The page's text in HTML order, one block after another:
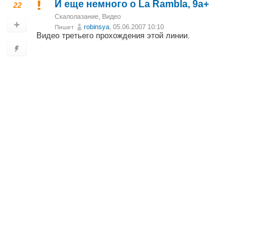
22 И еще немного о La Rambla, 9а+
Скалолазание Видео
Пишет robinsya , 05.06.2007 10:10
Видео третьего прохождения этой линии.